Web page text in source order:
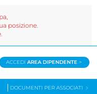
ACCEDIAREA DIPENDENTE >
DOCUMENTI PER ASSOCIATI
posizione.